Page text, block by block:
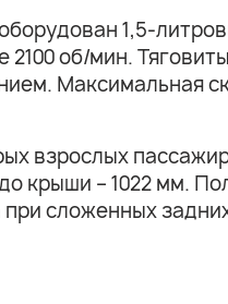
1,5-
об/мин.
Максимальная
взрослых
крыши – 1022 мм.
сложенных